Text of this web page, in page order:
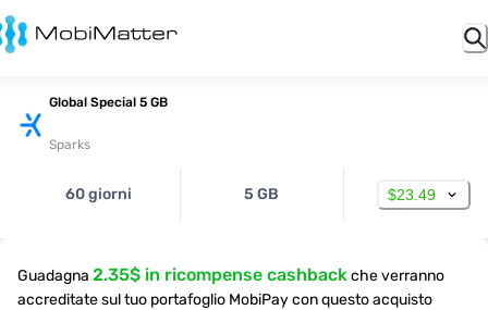
Global Special 5 GB
Sparks
60 giorni 5 GB $23.49
Guadagna 2.35$ in ricompense cashbackche verranno
accreditate sul tuo portafoglio MobiPay con questo acquisto